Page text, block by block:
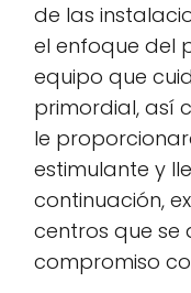
de las
el enfoque del
equipo que
primordial, así
le
estimulante y
continuación,
centros que se
compromiso